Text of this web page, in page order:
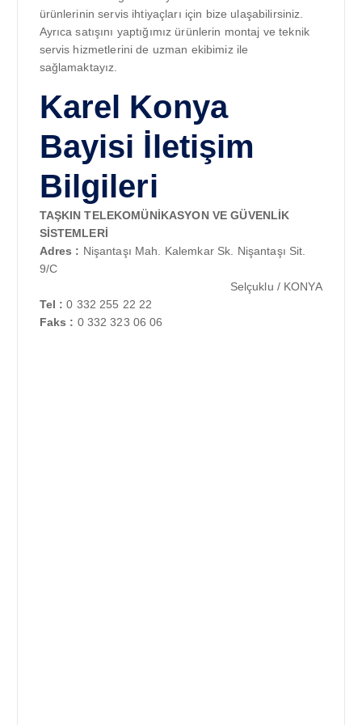
ürünlerinin servis ihtiyaçları için bize ulaşabilirsiniz.
Ayrıca satışını yaptığımız ürünlerin montaj ve teknik
servis hizmetlerini de uzman ekibimiz ile
sağlamaktayız.
Karel Konya
Bayisi İletişim
Bilgileri
TAŞKIN TELEKOMÜNİKASYON VE GÜVENLİK
SİSTEMLERİ
Adres : Nişantaşı Mah. Kalemkar Sk. Nişantaşı Sit.
9/C
Selçuklu / KONYA
Tel :0 332 255 22 22
Faks : 0 332 323 06 06